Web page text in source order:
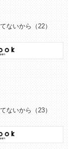
ないから（22）
ないから（23）